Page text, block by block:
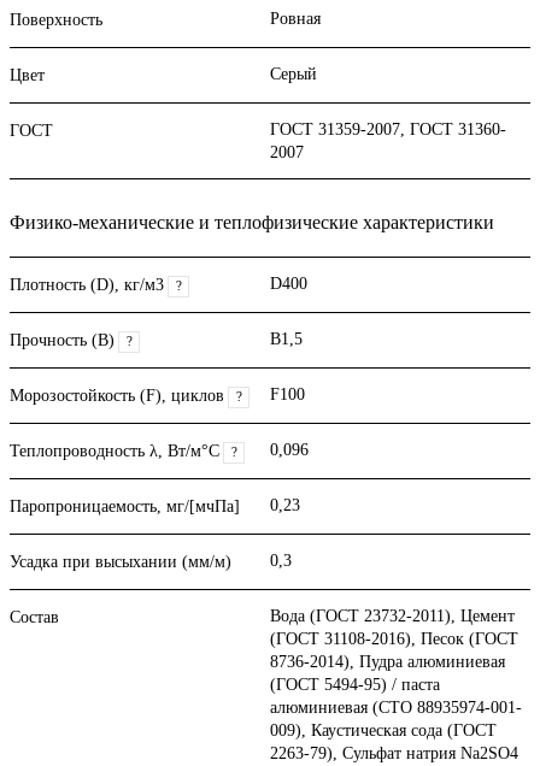
Поверхность Ровная
Цвет Серый
ГОСТ
ГОСТ 31359-2007, ГОСТ 31360-
2007
Физико-механические и теплофизические характеристики
Плотность (D), кг/м3 ? D400
Прочность (В) ? B1,5
Морозостойкость (F), циклов ? F100
Теплопроводность λ, Вт/м°С ? 0,096
Паропроницаемость, мг/[мчПа] 0,23
Усадка при высыхании (мм/м) 0,3
Состав
Вода (ГОСТ 23732-2011), Цемент
(ГОСТ 31108-2016), Песок (ГОСТ
8736-2014), Пудра алюминиевая
(ГОСТ 5494-95) / паста
алюминиевая (СТО 88935974-001-
009), Каустическая сода (ГОСТ
2263-79), Сульфат натрия Na2SO4